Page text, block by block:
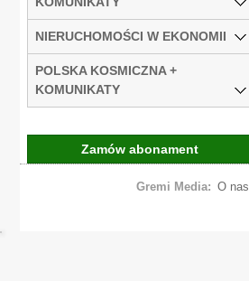
NIERUCHOMOŚCI W EKONOMII
POLSKA KOSMICZNA +
KOMUNIKATY
Zamów abonament
Gremi Media: O nas